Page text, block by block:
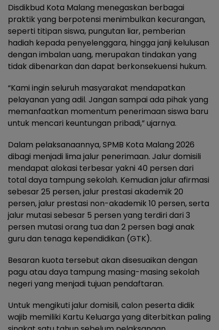
Disdikbud Kota Malang menegaskan berbagai
praktik yang berpotensi menimbulkan kecurangan,
seperti titipan siswa, pungutan liar, pemberian
hadiah kepada penyelenggara, hingga janji kelulusan
dengan imbalan uang, merupakan tindakan yang
tidak dibenarkan dan dapat berkonsekuensi hukum.
“Kami ingin seluruh masyarakat mendapatkan
pelayanan yang adil. Jangan sampai ada pihak yang
memanfaatkan momentum penerimaan siswa baru
untuk mencari keuntungan pribadi,” ujarnya.
Dalam pelaksanaannya, SPMB Kota Malang 2026
dibagi menjadi lima jalur penerimaan. Jalur domisili
mendapat alokasi terbesar yakni 40 persen dari
total daya tampung sekolah. Kemudian jalur afirmasi
sebesar 25 persen, jalur prestasi akademik 20
persen, jalur prestasi non-akademik 10 persen, serta
jalur mutasi sebesar 5 persen yang terdiri dari 3
persen mutasi orang tua dan 2 persen bagi anak
guru dan tenaga kependidikan (GTK).
Besaran kuota tersebut akan disesuaikan dengan
pagu atau daya tampung masing-masing sekolah
negeri yang menjadi tujuan pendaftaran.
Untuk mengikuti jalur domisili, calon peserta didik
wajib memiliki Kartu Keluarga yang diterbitkan paling